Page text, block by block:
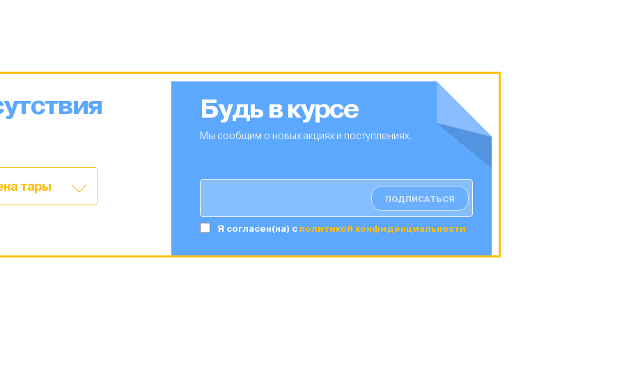
тары
Будь в курсе
Мы сообщим о новых акциях и поступлениях.
ПОДПИСАТЬСЯ
Я согласен(на) c политикой конфиденциальности